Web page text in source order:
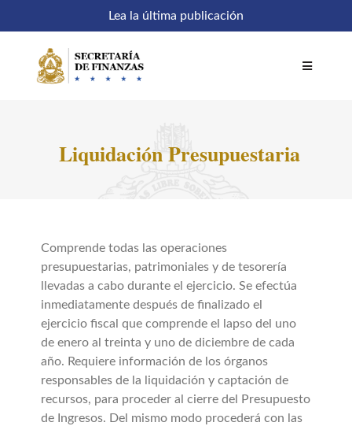
contenido
Lea la última publicación
Toggle
Temáticas
LiquidaciónPresupuestaria
Comprende todas las operaciones
presupuestarias, patrimoniales y de tesorería
llevadas a cabo durante el ejercicio. Se efectúa
inmediatamente después de finalizado el
ejercicio fiscal que comprende el lapso del uno
de enero al treinta y uno de diciembre de cada
año. Requiere información de los órganos
responsables de la liquidación y captación de
recursos, para proceder al cierre del Presupuesto
de Ingresos. Del mismo modo procederá con las